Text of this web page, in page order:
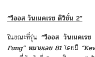
“วีออส วันเมคเรซ ดิวิชั่น 2”
ในขณะที่รุ่น“วีออส วันเมคเรซ
Fung” หมายเลข 81 โดยมี